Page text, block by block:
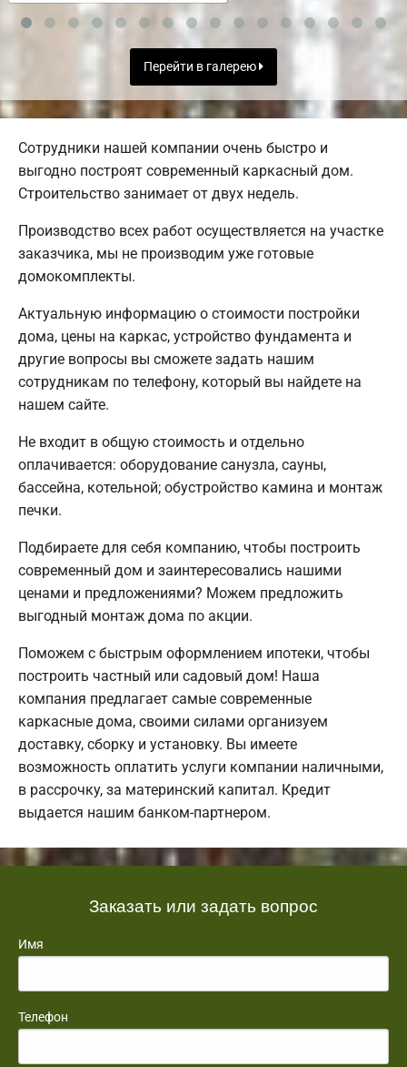
Перейти в галерею
Сотрудники нашей компании очень быстро и
выгодно построят современный каркасный дом.
Строительство занимает от двух недель.
Производство всех работ осуществляется на участке
заказчика, мы не производим уже готовые
домокомплекты.
Актуальную информацию о стоимости постройки
дома, цены на каркас, устройство фундамента и
другие вопросы вы сможете задать нашим
сотрудникам по телефону, который вы найдете на
нашем сайте.
Не входит в общую стоимость и отдельно
оплачивается: оборудование санузла, сауны,
бассейна, котельной; обустройство камина и монтаж
печки.
Подбираете для себя компанию, чтобы построить
современный дом и заинтересовались нашими
ценами и предложениями? Можем предложить
выгодный монтаж дома по акции.
Поможем с быстрым оформлением ипотеки, чтобы
построить частный или садовый дом! Наша
компания предлагает самые современные
каркасные дома, своими силами организуем
доставку, сборку и установку. Вы имеете
возможность оплатить услуги компании наличными,
в рассрочку, за материнский капитал. Кредит
выдается нашим банком-партнером.
Заказать или задать вопрос
Имя
Телефон